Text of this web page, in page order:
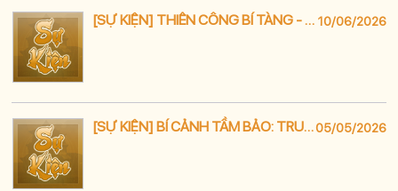
[SỰ KIỆN] THIÊN CÔNG BÍ TÀNG - TRUY TÌM TÀNG BẢO BỊ CHÔN GIẤU 10/06/2026
[SỰ KIỆN] BÍ CẢNH TẦM BẢO: TRUY TÌM CỔ VẬT – GIẢI MÃ KHO BÁU05/05/2026